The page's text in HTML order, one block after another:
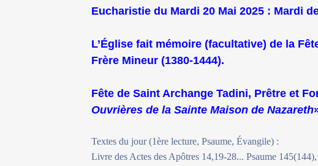
Eucharistie du Mardi 20 Mai 2025 : Mardi
L’Église fait mémoire (facultative) de la
Frère Mineur (1380-1444).
Fête de Saint Archange Tadini, Prêtre et
Ouvrières de la Sainte Maison de Nazareth
Textes du jour (1ère lecture, Psaume, Évangile) :
Livre des Actes des Apôtres 14,19-28... Psaume